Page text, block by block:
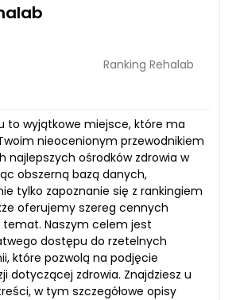
Ranking Rehalab
to wyjątkowe miejsce, które ma
nieocenionym przewodnikiem
najlepszych ośrodków zdrowia w
obszerną bazą danych,
tylko zapoznanie się z rankingiem
oferujemy szereg cennych
Naszym celem jest
dostępu do rzetelnych
które pozwolą na podjęcie
dotyczącej zdrowia. Znajdziesz u
w tym szczegółowe opisy